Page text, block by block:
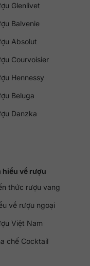
Glenlivet
Balvenie
Absolut
Courvoisier
Hennessy
Beluga
Danzka
hiểu về rượu
thức rượu vang
về rượu ngoại
Việt Nam
chế Cocktail